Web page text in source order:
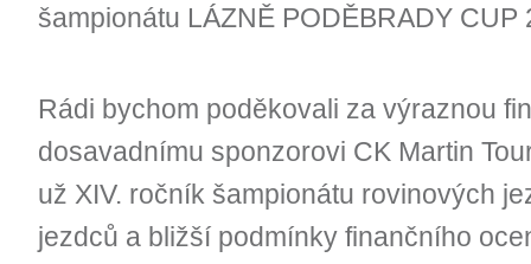
šampionátu LÁZNĚ PODĚBRADY CUP
Rádi bychom poděkovali za výraznou
dosavadnímu sponzorovi CK Martin
už XIV. ročník šampionátu rovinových
jezdců a bližší podmínky finančního